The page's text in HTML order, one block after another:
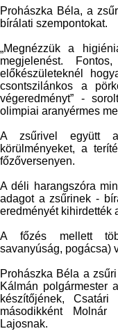
Prohászka Béla, a
bírálati szempontokat.
„Megnézzük a
megjelenést.
előkészületeknél
csontszilánkos a
végeredményt” -
olimpiai aranyérmes
A zsűrivel együtt
körülményeket, a
főzőversenyen.
A déli harangszóra
adagot a zsűrinek -
eredményét kihirdették
A főzés mellett
savanyúság, pogácsa)
Prohászka Béla a
Kálmán polgármester
készítőjének,
másodikként Molnár
Lajosnak.